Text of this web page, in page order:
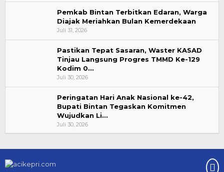
Pemkab Bintan Terbitkan Edaran, Warga
Diajak Meriahkan Bulan Kemerdekaan
Juli 31, 2026
Pastikan Tepat Sasaran, Waster KASAD
Tinjau Langsung Progres TMMD Ke-129
Kodim 0…
Juli 30, 2026
Peringatan Hari Anak Nasional ke-42,
Bupati Bintan Tegaskan Komitmen
Wujudkan Li…
Juli 30, 2026